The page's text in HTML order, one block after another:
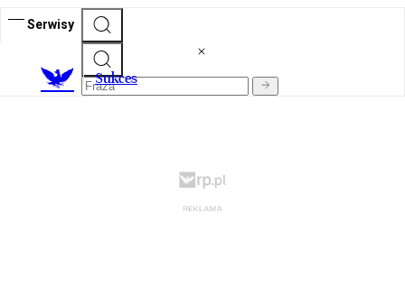
Serwisy
Sukces